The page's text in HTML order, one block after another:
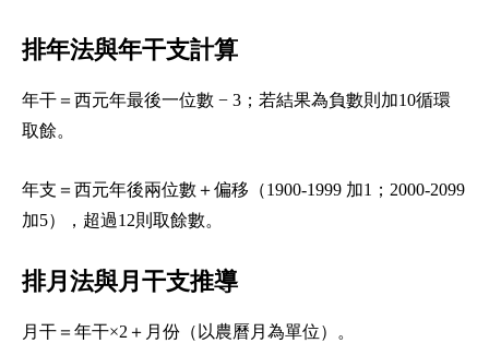
排年法與年干支計算
年干＝西元年最後一位數 − 3；若結果為負數則加10循環
取餘。
年支＝西元年後兩位數＋偏移（1900-1999 加1；2000-2099
加5），超過12則取餘數。
排月法與月干支推導
月干＝年干×2＋月份（以農曆月為單位）。